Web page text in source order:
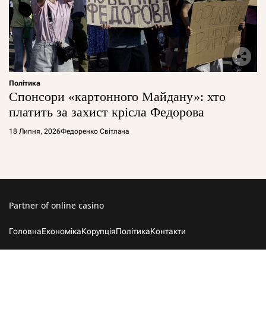
Політика
Спонсори «картонного Майдану»: хто
платить за захист крісла Федорова
18 Липня, 2026Федоренко Світлана
Partner ofonline casino
ГоловнаЕкономікаКорупціяПолітикаКонтакти